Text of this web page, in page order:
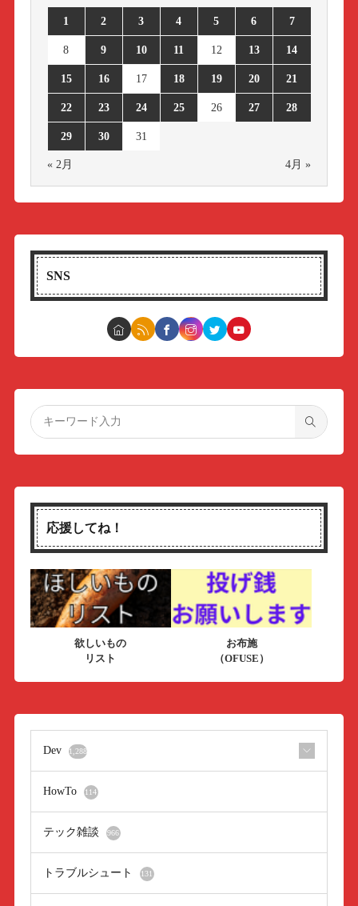
1 2 3 4 5 6 7
8 9 10 11 12 13 14
15 16 17 18 19 20 21
22 23 24 25 26 27 28
29 30 31
« 2月 4月 »
SNS
応援してね！
欲しいもの
リスト
お布施
（OFUSE）
Dev 1,288
HowTo 114
テック雑談 966
トラブルシュート 131